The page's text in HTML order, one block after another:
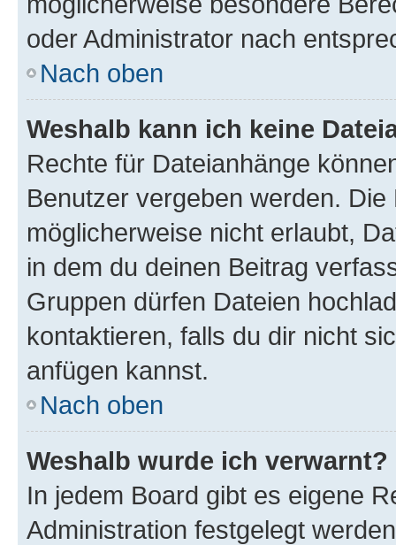
oder Administrator nach
Nach oben
Weshalb kann ich keine
Rechte für Dateianhänge
Benutzer vergeben werden.
möglicherweise nicht erlaubt,
in dem du deinen Beitrag
Gruppen dürfen Dateien
kontaktieren, falls du dir nicht
anfügen kannst.
Nach oben
Weshalb wurde ich verwarnt?
In jedem Board gibt es eigene
Administration festgelegt